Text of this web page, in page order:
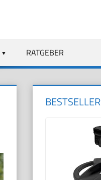
RATGEBER
BESTSELLER